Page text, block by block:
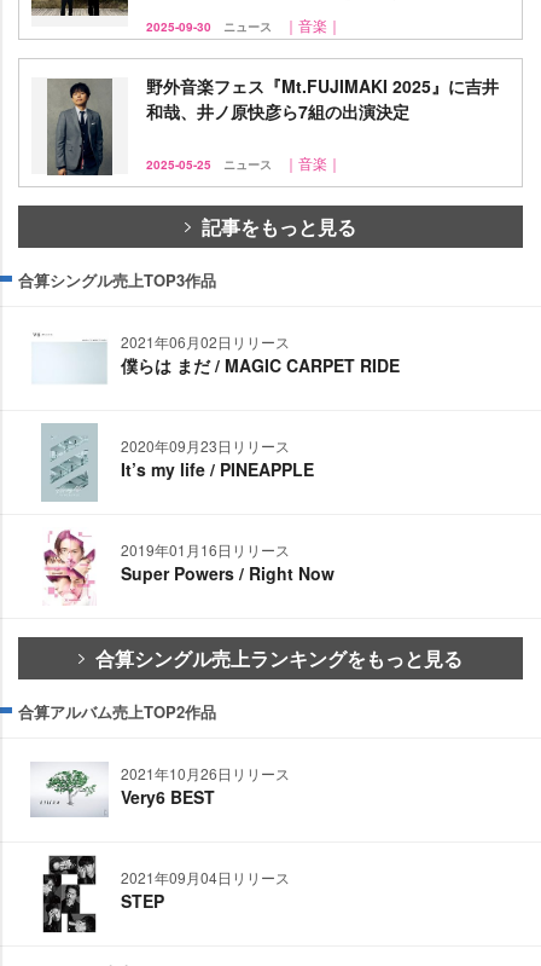
2025-09-30 ニュース ｜音楽｜
野外音楽フェス『Mt.FUJIMAKI 2025』に吉井
和哉、井ノ原快彦ら7組の出演決定
2025-05-25 ニュース ｜音楽｜
記事をもっと見る
合算シングル売上TOP3作品
2021年06月02日リリース
僕らは まだ / MAGIC CARPET RIDE
2020年09月23日リリース
It’s my life / PINEAPPLE
2019年01月16日リリース
Super Powers / Right Now
合算シングル売上ランキングをもっと見る
合算アルバム売上TOP2作品
2021年10月26日リリース
Very6 BEST
2021年09月04日リリース
STEP